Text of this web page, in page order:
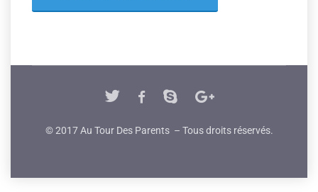
© 2017 Au Tour Des Parents – Tous droits réservés.